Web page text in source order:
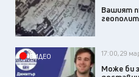
Вашият
ВИДЕО 17:00, 29
Може би